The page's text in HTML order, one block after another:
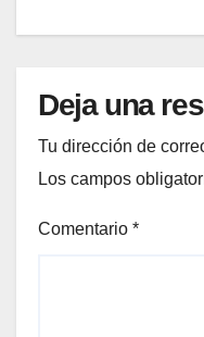
Deja una
Tu dirección de
Los campos
Comentario *